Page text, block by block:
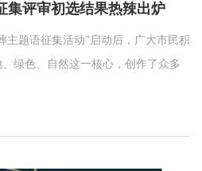
集评审初选结果热辣出炉
主题语征集活动”启动后，广大市民积
绿色、自然这一核心，创作了众多